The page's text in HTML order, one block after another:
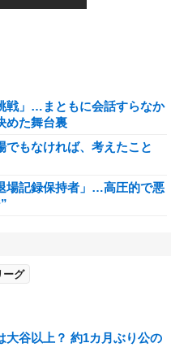
戦」…まともに会話すらなか
めた舞台裏
でもなければ、考えたこと
場記録保持者」…高圧的で悪
ーグ
大谷以上？ 約1カ月ぶり公の